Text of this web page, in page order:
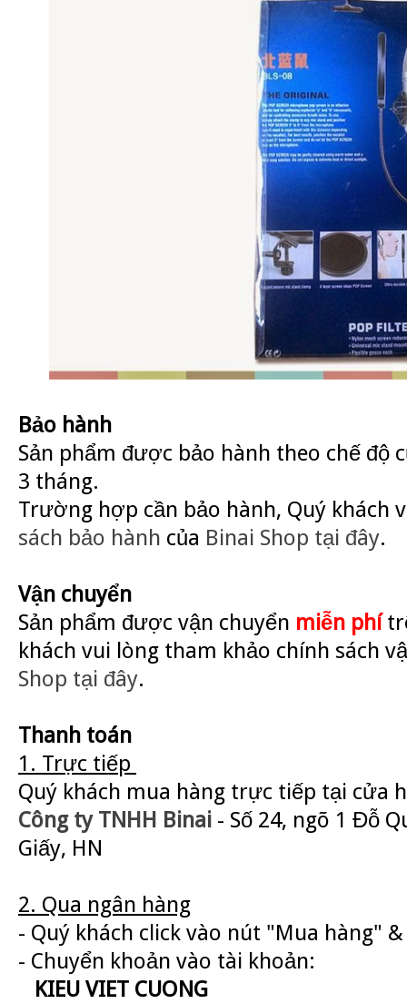
Bảo hành
Sản phẩm được bảo hành theo chế độ
3 tháng.
Trường hợp cần bảo hành, Quý khách
sách bảo hành của Binai Shop tại đây.
Vận chuyển
Sản phẩm được vận chuyển miễn phí
khách vui lòng tham khảo chính sách
Shop tại đây.
Thanh toán
1. Trực tiếp
Quý khách mua hàng trực tiếp tại cửa
Công ty TNHH Binai - Số 24, ngõ 1 Đỗ
Giấy, HN
2. Qua ngân hàng
- Quý khách click vào nút "Mua hàng"
- Chuyển khoản vào tài khoản:
KIEU VIET CUONG